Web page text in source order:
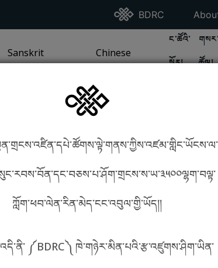
Go To BDRC
BDRC Go
PAGE
GO TOSANSKRIT TRADITION
Sanskrit
GO TOCHINESE TRADITION
Chinese
GO TO
ང་ཚོའི་
སྐོར།
GO
ཚོལ།
ཀློག་ཕབ་ལེན་རིན་མེད་ངང་འབུལ་གྱི་ཡོད།།
༼BDRC༽ ཁེ་གཉེར་མིན་པའི་རྩ་འཛུགས་ཤིག་ཡིན་
How to find things?